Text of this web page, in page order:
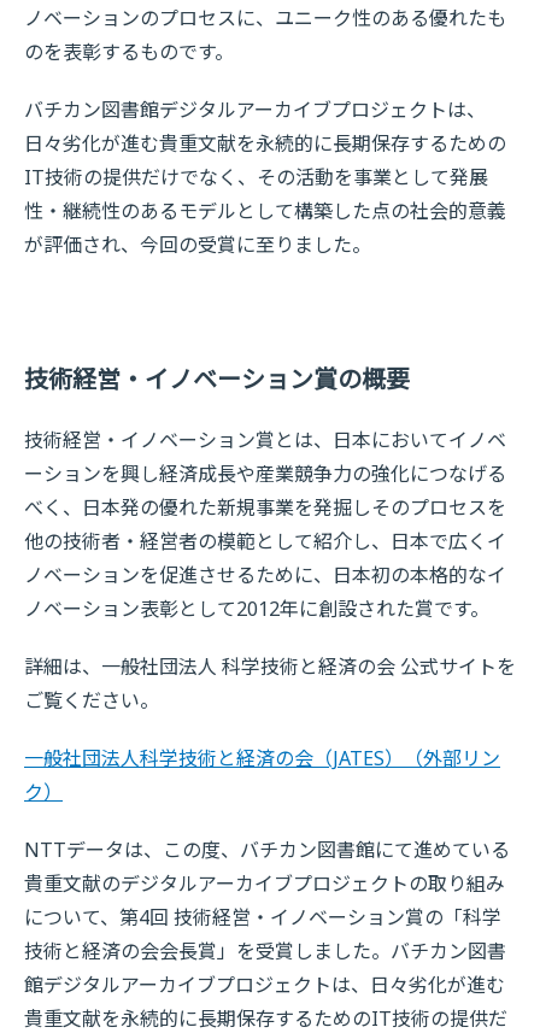
ノベーションのプロセスに、ユニーク性のある優れたも
のを表彰するものです。
バチカン図書館デジタルアーカイブプロジェクトは、
日々劣化が進む貴重文献を永続的に長期保存するための
IT技術の提供だけでなく、その活動を事業として発展
性・継続性のあるモデルとして構築した点の社会的意義
が評価され、今回の受賞に至りました。
技術経営・イノベーション賞の概要
技術経営・イノベーション賞とは、日本においてイノベ
ーションを興し経済成長や産業競争力の強化につなげる
べく、日本発の優れた新規事業を発掘しそのプロセスを
他の技術者・経営者の模範として紹介し、日本で広くイ
ノベーションを促進させるために、日本初の本格的なイ
ノベーション表彰として2012年に創設された賞です。
詳細は、一般社団法人 科学技術と経済の会 公式サイトを
ご覧ください。
一般社団法人科学技術と経済の会（JATES）
（外部リン
ク）
NTTデータは、この度、バチカン図書館にて進めている
貴重文献のデジタルアーカイブプロジェクトの取り組み
について、第4回 技術経営・イノベーション賞の「科学
技術と経済の会会長賞」を受賞しました。バチカン図書
館デジタルアーカイブプロジェクトは、日々劣化が進む
貴重文献を永続的に長期保存するためのIT技術の提供だ